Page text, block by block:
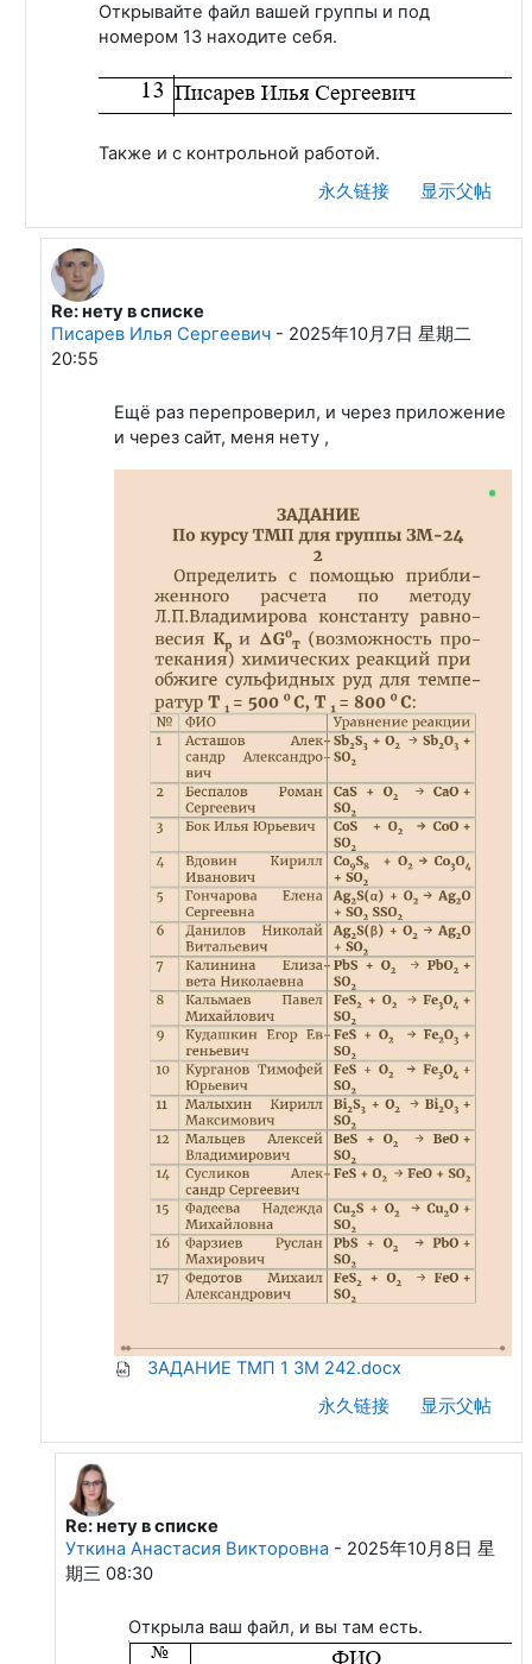
Открывайте файл вашей группы и под
номером 13 находите себя.
Также и с контрольной работой.
永久链接
显示父帖
回复Уткина Анастасия Викторовна
Re: нету в списке
Писарев Илья Сергеевич- 2025年10月7日 星期二
20:55
Ещё раз перепроверил, и через приложение
и через сайт, меня нету ,
ЗАДАНИЕ ТМП 1 ЗМ 242.docx
永久链接
显示父帖
回复Писарев Илья Сергеевич
Re: нету в списке
Уткина Анастасия Викторовна- 2025年10月8日 星
期三 08:30
Открыла ваш файл, и вы там есть.